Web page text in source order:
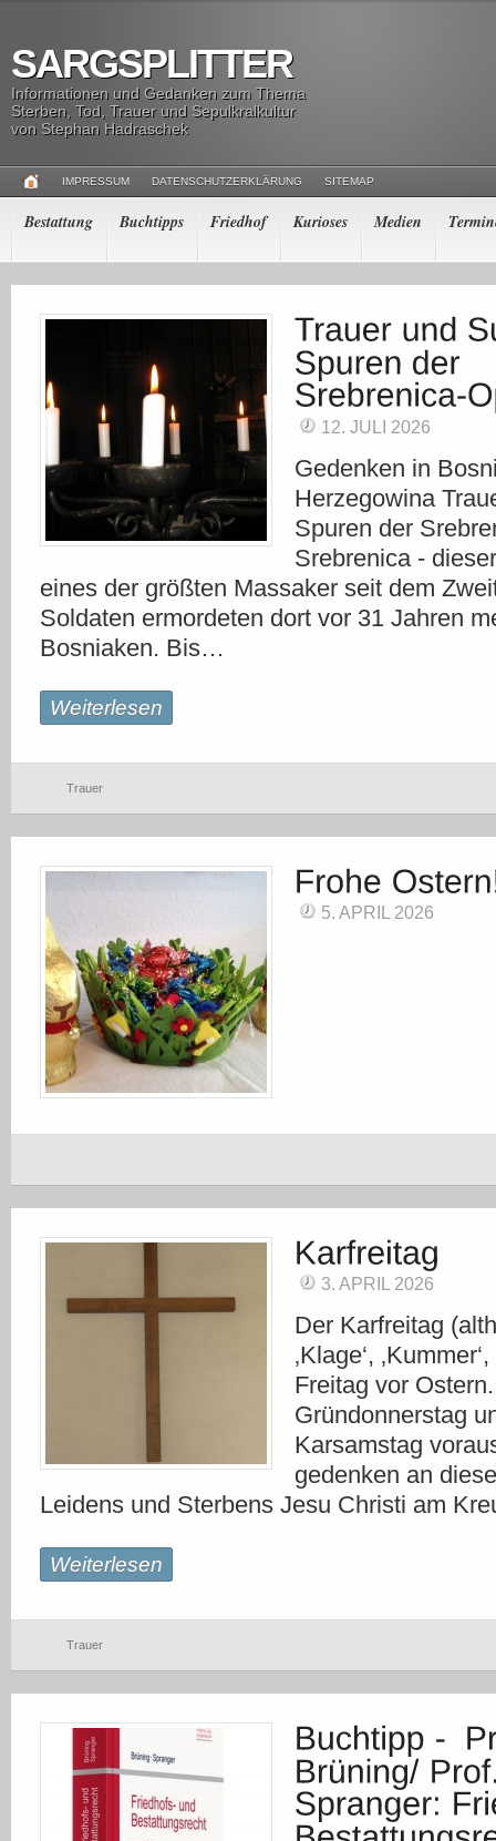
SARGSPLITTER
Informationen und Gedanken zum Thema
Sterben, Tod, Trauer und Sepulkralkultur
von Stephan Hadraschek
IMPRESSUM DATENSCHUTZERKLÄRUNG SITEMAP
Bestattung Buchtipps Friedhof Kurioses Medien
12. JULI 2026
Gedenken in
Herzegowina
Spuren der
Srebrenica -
eines der größten Massaker seit dem
Soldaten ermordeten dort vor 31 Jahren
Bosniaken. Bis…
Weiterlesen
Trauer
5. APRIL 2026
3. APRIL 2026
Der Karfreitag
‚Klage‘,
Freitag vor
Gründonnerstag
Karsamstag
gedenken an
Leidens und Sterbens Jesu Christi am
Weiterlesen
Trauer